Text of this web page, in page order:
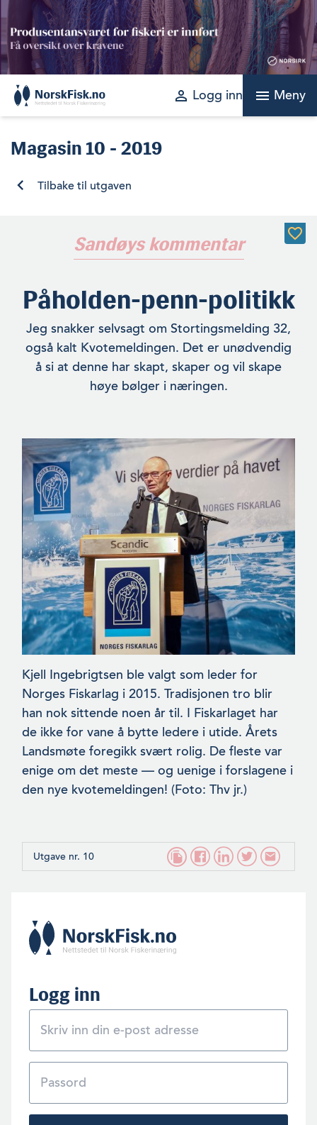
Skip
to
content
perm_identity Logg inn menu Meny
Magasin 10 - 2019
Tilbake til utgaven
Sandøys kommentar
Påholden-penn-politikk
Jeg snakker selvsagt om Stortingsmelding 32,
også kalt Kvotemeldingen. Det er unødvendig
å si at denne har skapt, skaper og vil skape
høye bølger i nærin­gen.
Kjell Ingebrigtsen ble valgt som leder for
Norges Fiskarlag i 2015. Tradisjonen tro blir
han nok sittende noen år til. I Fis­karlaget har
de ikke for vane å bytte ledere i utide. Årets
Landsmøte foregikk svært rolig. De fleste var
enige om det meste — og uenige i forslagene i
den nye kvotemeldingen! (Foto: Thv jr.)
Utgave nr. 10
Logg inn